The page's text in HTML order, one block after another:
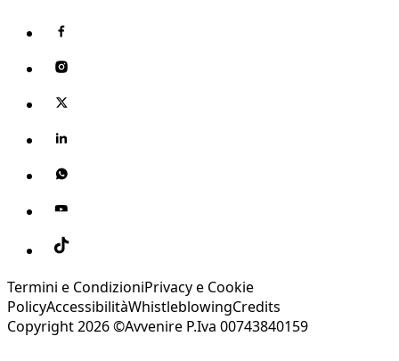
Termini e CondizioniPrivacy e Cookie
PolicyAccessibilitàWhistleblowingCredits
Copyright 2026 ©Avvenire P.Iva 00743840159